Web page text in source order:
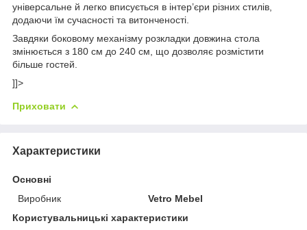
універсальне й легко вписується в інтер’єри різних стилів,
додаючи їм сучасності та витонченості.
Завдяки боковому механізму розкладки довжина стола
змінюється з 180 см до 240 см, що дозволяє розмістити
більше гостей.
]]>
Приховати
Характеристики
Основні
Виробник
Vetro Mebel
Користувальницькі характеристики